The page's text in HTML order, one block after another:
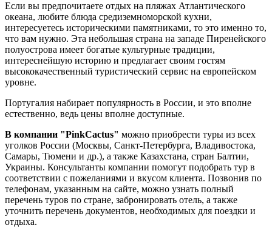
Если вы предпочитаете отдых на пляжах Атлантического
океана, любите блюда средиземноморской кухни,
интересуетесь историческими памятниками, то это именно то,
что вам нужно. Эта небольшая страна на западе Пиренейского
полуострова имеет богатые культурные традиции,
интереснейшую историю и предлагает своим гостям
высококачественный туристический сервис на европейском
уровне.
Португалия набирает популярность в России, и это вполне
естественно, ведь цены вполне доступные.
В компании "PinkCactus" можно приобрести туры из всех
уголков России (Москвы, Санкт-Петербурга, Владивостока,
Самары, Тюмени и др.), а также Казахстана, стран Балтии,
Украины. Консультанты компании помогут подобрать тур в
соответствии с пожеланиями и вкусом клиента. Позвонив по
телефонам, указанным на сайте, можно узнать полный
перечень туров по стране, забронировать отель, а также
уточнить перечень документов, необходимых для поездки и
отдыха.